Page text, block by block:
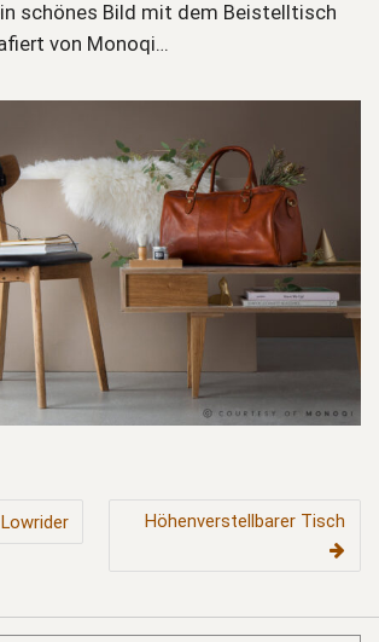
schönes Bild mit dem Beistelltisch
von Monoqi…
Höhenverstellbarer Tisch